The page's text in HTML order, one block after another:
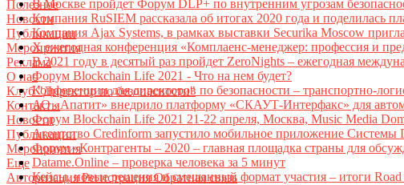
Полезное
Новости
Публикации
Мероприятия
Реклама
О нас
Клуб "Директор по безопасности"
Контакты
Новости
Публикации
Мероприятия
Еще
АвторизацияРегистрацияОбратная связь
В Москве пройдет Форум DLP+ по внутренним угрозам
Компания RuSIEM рассказала об итогах 2020 года и поделилась
Компания Ajax Systems, в рамках выставки Securika Moscow
X ежегодная конференция «Комплаенс-менеджер: профессия и
В 2021 году в десятый раз пройдет ZeroNights – ежегодная
Форум Blockchain Life 2021 - Что на нем будет?
Конференции для директоров по безопасности – транспортно-
АО «Апатит» внедрило платформу «СКАУТ-Интерфакс» для
Форум Blockchain Life 2021 21-22 апреля, Москва, Music Media
Агентство Credinform запустило мобильное приложение Системы
Форум «Контрагенты – 2020 – главная площадка страны для
Datame.Online – проверка человека за 5 минут
Кейсы, новые решения и смешанный формат участия – итоги Road